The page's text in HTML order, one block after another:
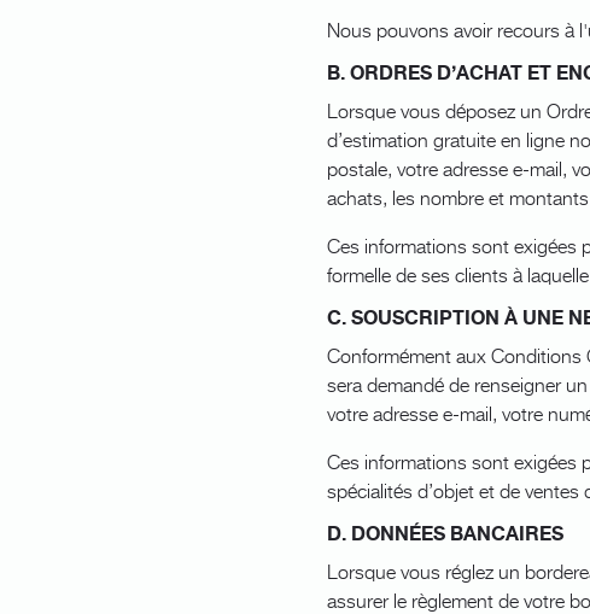
Nous pouvons avoir recours à
B. ORDRES D’ACHAT ET
Lorsque vous déposez un
d’estimation gratuite en ligne
postale, votre adresse e-mail,
achats, les nombre et
Ces informations sont exigées
formelle de ses clients à
C. SOUSCRIPTION À UNE
Conformément aux Conditions
sera demandé de renseigner
votre adresse e-mail, votre
Ces informations sont exigées
spécialités d’objet et de ventes
D. DONNÉES BANCAIRES
Lorsque vous réglez un
assurer le règlement de votre